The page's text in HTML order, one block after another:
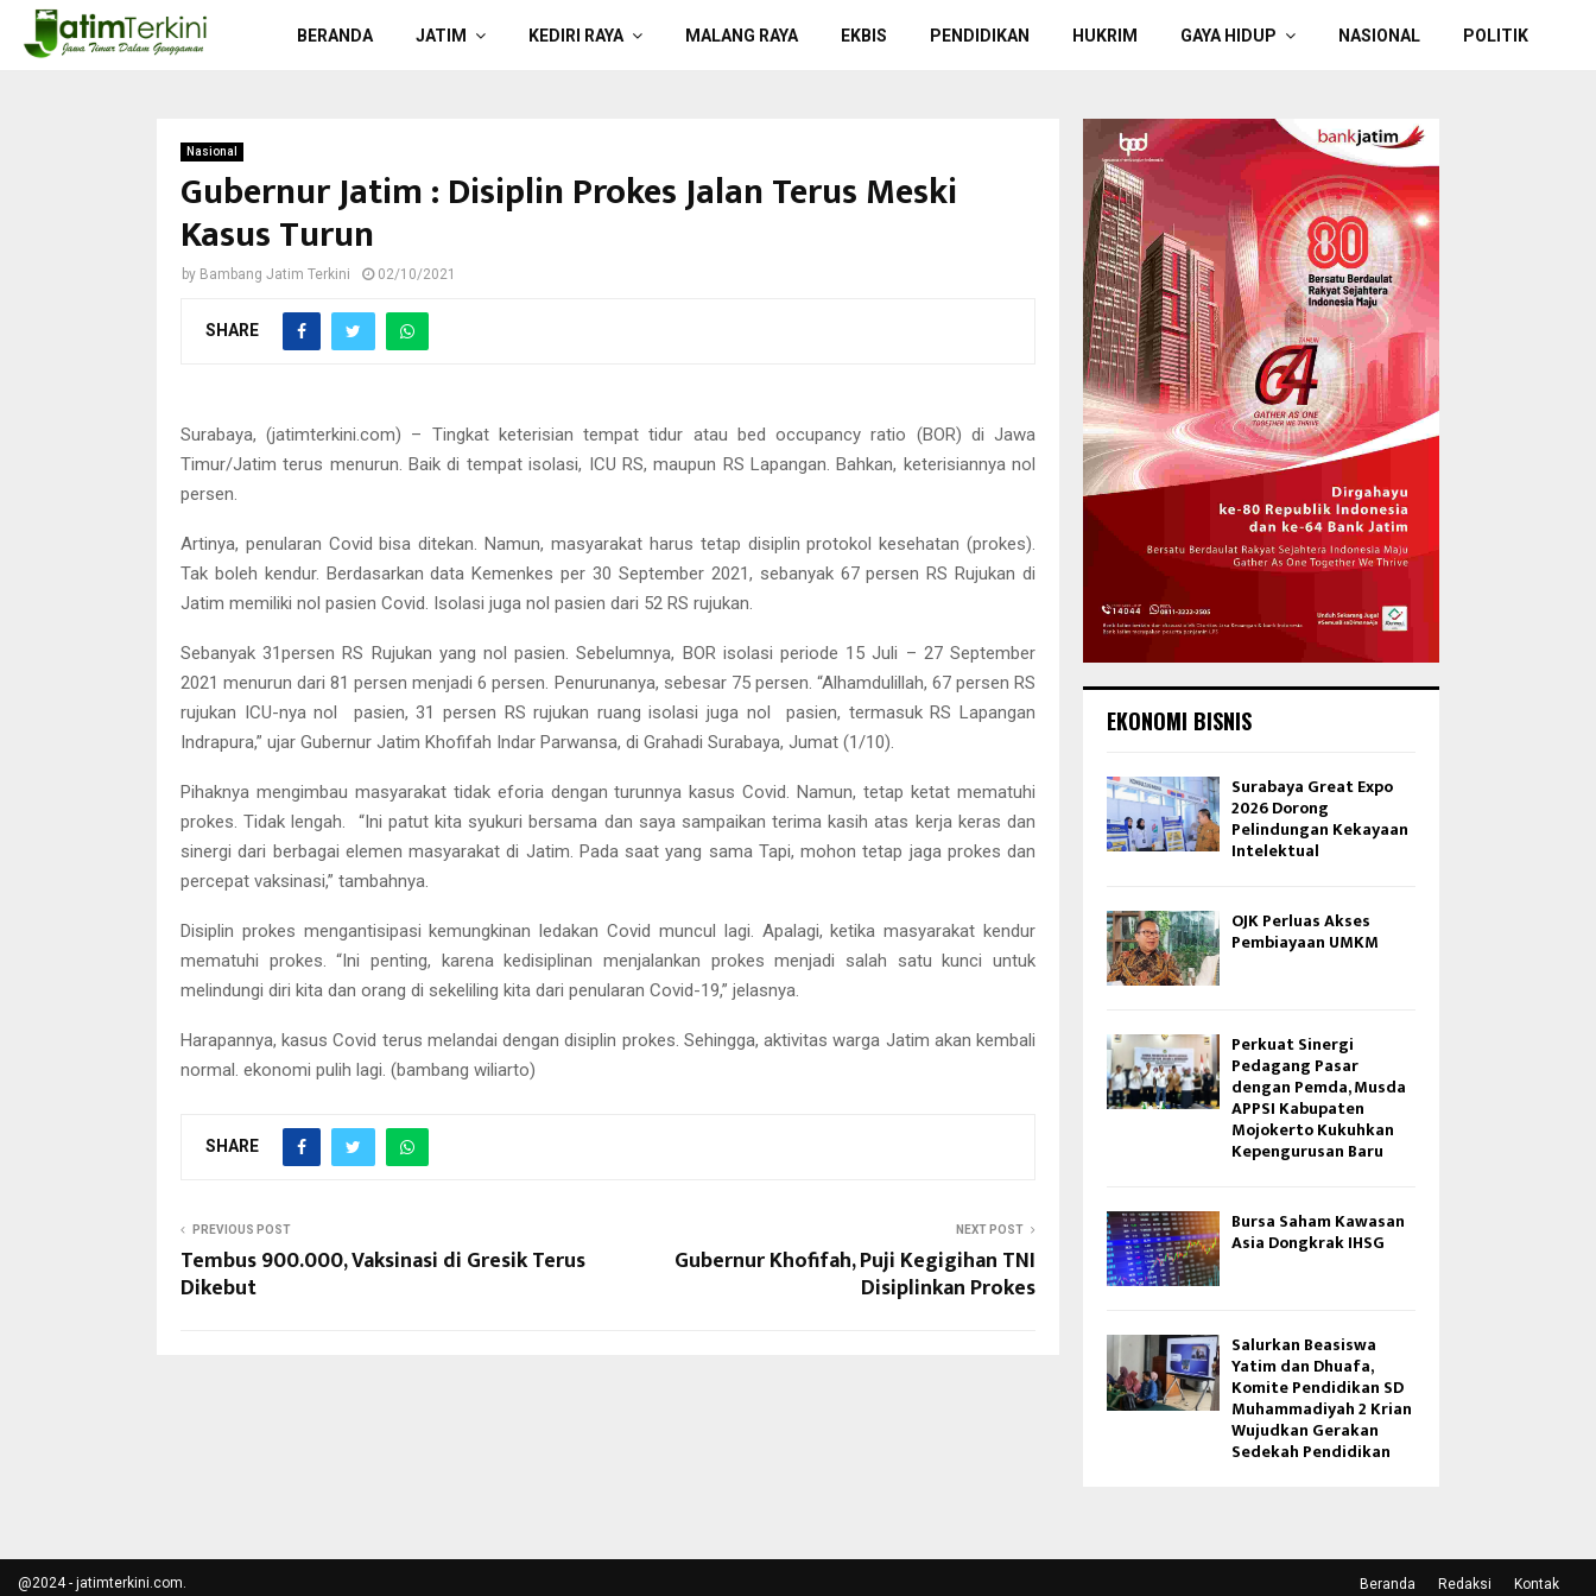
BERANDA JATIM KEDIRI RAYA MALANG RAYA EKBIS PENDIDIKAN HUKRIM GAYA HIDUP NASIONAL POLITIK
Nasional
Gubernur Jatim : Disiplin Prokes Jalan Terus Meski
Kasus Turun
by Bambang Jatim Terkini 02/10/2021
SHARE
Surabaya, (jatimterkini.com) – Tingkat keterisian tempat tidur atau bed occupancy ratio (BOR) di Jawa
Timur/Jatim terus menurun. Baik di tempat isolasi, ICU RS, maupun RS Lapangan. Bahkan, keterisiannya nol
persen.
Artinya, penularan Covid bisa ditekan. Namun, masyarakat harus tetap disiplin protokol kesehatan (prokes).
Tak boleh kendur. Berdasarkan data Kemenkes per 30 September 2021, sebanyak 67 persen RS Rujukan di
Jatim memiliki nol pasien Covid. Isolasi juga nol pasien dari 52 RS rujukan.
Sebanyak 31persen RS Rujukan yang nol pasien. Sebelumnya, BOR isolasi periode 15 Juli – 27 September
2021 menurun dari 81 persen menjadi 6 persen. Penurunanya, sebesar 75 persen. “Alhamdulillah, 67 persen RS
rujukan ICU-nya nol pasien, 31 persen RS rujukan ruang isolasi juga nol pasien, termasuk RS Lapangan
Indrapura,” ujar Gubernur Jatim Khofifah Indar Parwansa, di Grahadi Surabaya, Jumat (1/10).
Pihaknya mengimbau masyarakat tidak eforia dengan turunnya kasus Covid. Namun, tetap ketat mematuhi
prokes. Tidak lengah. “Ini patut kita syukuri bersama dan saya sampaikan terima kasih atas kerja keras dan
sinergi dari berbagai elemen masyarakat di Jatim. Pada saat yang sama Tapi, mohon tetap jaga prokes dan
percepat vaksinasi,” tambahnya.
Disiplin prokes mengantisipasi kemungkinan ledakan Covid muncul lagi. Apalagi, ketika masyarakat kendur
mematuhi prokes. “Ini penting, karena kedisiplinan menjalankan prokes menjadi salah satu kunci untuk
melindungi diri kita dan orang di sekeliling kita dari penularan Covid-19,” jelasnya.
Harapannya, kasus Covid terus melandai dengan disiplin prokes. Sehingga, aktivitas warga Jatim akan kembali
normal. ekonomi pulih lagi. (bambang wiliarto)
SHARE
PREVIOUS POST
Tembus 900.000, Vaksinasi di Gresik Terus
Dikebut
NEXT POST
Gubernur Khofifah, Puji Kegigihan TNI
Disiplinkan Prokes
EKONOMI BISNIS
Surabaya Great Expo
2026 Dorong
Pelindungan Kekayaan
Intelektual
OJK Perluas Akses
Pembiayaan UMKM
Perkuat Sinergi
Pedagang Pasar
dengan Pemda, Musda
APPSI Kabupaten
Mojokerto Kukuhkan
Kepengurusan Baru
Bursa Saham Kawasan
Asia Dongkrak IHSG
Salurkan Beasiswa
Yatim dan Dhuafa,
Komite Pendidikan SD
Muhammadiyah 2 Krian
Wujudkan Gerakan
Sedekah Pendidikan
@2024 - jatimterkini.com. Beranda Redaksi Kontak